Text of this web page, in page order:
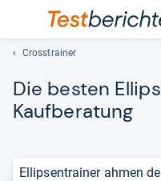
Crosstrainer
Die bes­ten
Kauf­be­ra­tung
Ellipsentrainer ahmen